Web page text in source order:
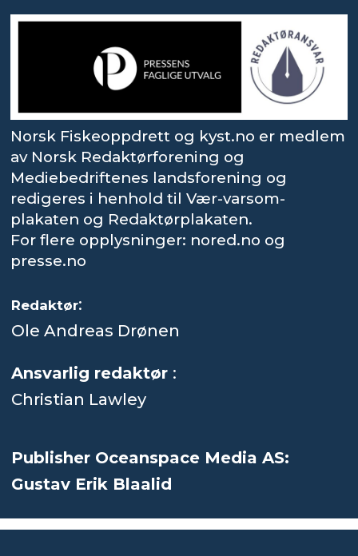
Norsk Fiskeoppdrett og kyst.no er medlem
av Norsk Redaktørforening og
Mediebedriftenes landsforening og
redigeres i henhold til Vær-varsom-
plakaten og Redaktørplakaten.
For flere opplysninger: nored.no og
presse.no
Redaktør:
Ole Andreas Drønen
Ansvarlig redaktør :
Christian Lawley
Publisher Oceanspace Media AS:
Gustav Erik Blaalid